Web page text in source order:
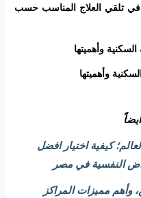
في تلقي العلاج المناسب حسب
وأهميتها
كيفية اختيار افضل
النفسية في مصر
وأهم مميزات المراكز